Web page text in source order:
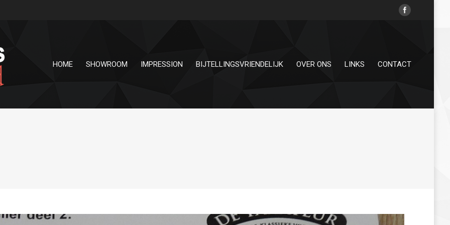
HOME SHOWROOM IMPRESSION BIJTELLINGSVRIENDELIJK OVER ONS LINKS CONTACT